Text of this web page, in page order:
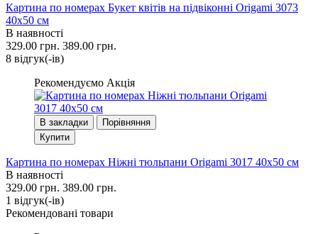
Картина по номерах Букет квітів на підвіконні Origami 3073
40x50 см
В наявності
329.00 грн. 389.00 грн.
8 вiдгук(-iв)
Рекомендуємо Акція
В закладки
Порівняння
Купити
Картина по номерах Ніжні тюльпани Origami 3017 40x50 см
В наявності
329.00 грн. 389.00 грн.
1 вiдгук(-iв)
Рекомендовані товари